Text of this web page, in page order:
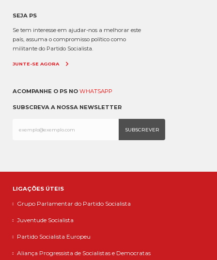
SEJA PS
Se tem interesse em ajudar-nos a melhorar este
país, assuma o compromisso político como
militante do Partido Socialista.
JUNTE-SE AGORA
ACOMPANHE O PS NO WHATSAPP
SUBSCREVA A NOSSA NEWSLETTER
LIGAÇÕES ÚTEIS
Grupo Parlamentar do Partido Socialista
Juventude Socialista
Partido Socialista Europeu
Aliança Progressista de Socialistas e Democratas